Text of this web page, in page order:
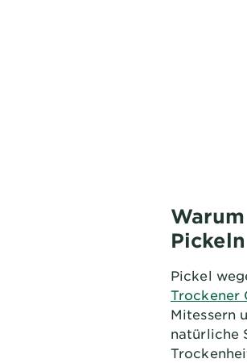
Pickel
Trockener
Mitessern
natürliche